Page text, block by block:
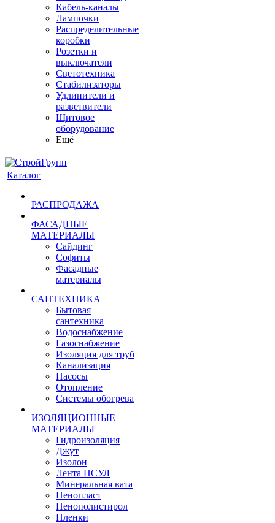
Кабель-каналы
Лампочки
Распределительные
коробки
Розетки и
выключатели
Светотехника
Стабилизаторы
Удлинители и
разветвители
Щитовое
оборудование
Ещё
Каталог
РАСПРОДАЖА
ФАСАДНЫЕ
МАТЕРИАЛЫ
Сайдинг
Софиты
Фасадные
материалы
САНТЕХНИКА
Бытовая
сантехника
Водоснабжение
Газоснабжение
Изоляция для труб
Канализация
Насосы
Отопление
Системы обогрева
ИЗОЛЯЦИОННЫЕ
МАТЕРИАЛЫ
Гидроизоляция
Джут
Изолон
Лента ПСУЛ
Минеральная вата
Пенопласт
Пенополистирол
Пленки